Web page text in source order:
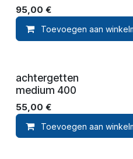
95,00 €
Toevoegen aan
achtergetten
medium 400
55,00 €
Toevoegen aan